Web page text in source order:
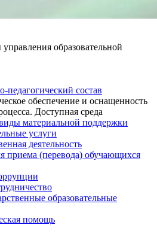
образовательной
педагогический состав
обеспечение и оснащенность
Доступная среда
материальной поддержки
услуги
деятельность
приема (перевода) обучающихся
образовательные
помощь